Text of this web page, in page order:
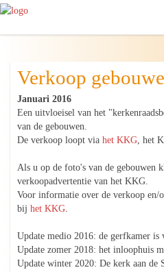
Verkoop
Januari 2016
Een uitvloeisel van het
van de gebouwen.
De verkoop loopt viahet KKG , het
Als u op de foto's van de gebouwen
verkoopadvertentie van het KKG.
Voor informatie over de verkoop en/
bijhet KKG
Update medio 2016: de gerfkamer is
Update zomer 2018: het inloophuis
Update winter 2020: De kerk aan de